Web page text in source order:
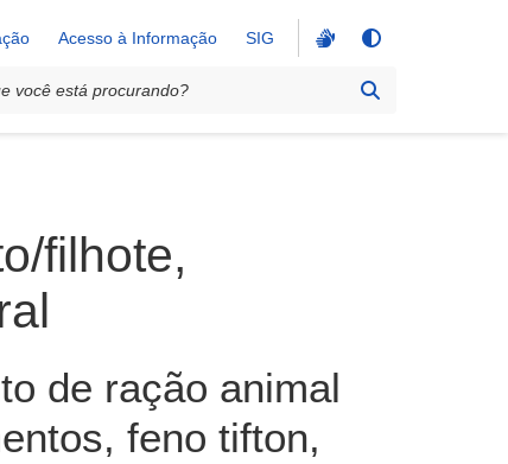
Acesso à Informação SIG
filhote,
de ração animal
feno tifton,